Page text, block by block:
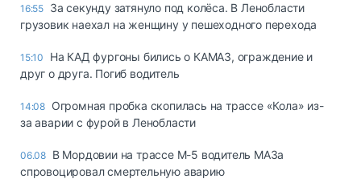
16:55 За секунду затянуло под колёса. В Ленобласти
грузовик наехал на женщину у пешеходного перехода
15:10
На КАД фургоны бились о КАМАЗ, ограждение и
друг о друга. Погиб водитель
14:08 Огромная пробка скопилась на трассе «Кола» из-
за аварии с фурой в Ленобласти
06.08 В Мордовии на трассе М-5 водитель МАЗа
спровоцировал смертельную аварию